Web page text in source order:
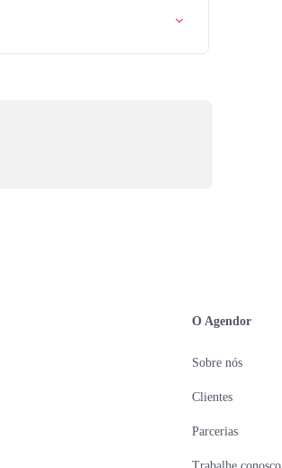
O Agendor
Sobre nós
Clientes
Parcerias